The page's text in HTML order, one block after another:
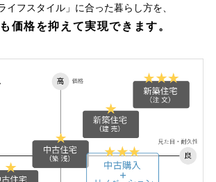
イフスタイル」に合った暮らし方を、
価格を抑えて実現できます。